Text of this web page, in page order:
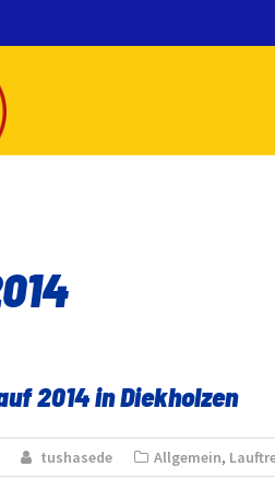
2014 in Diekholzen
tushasede Allgemein,